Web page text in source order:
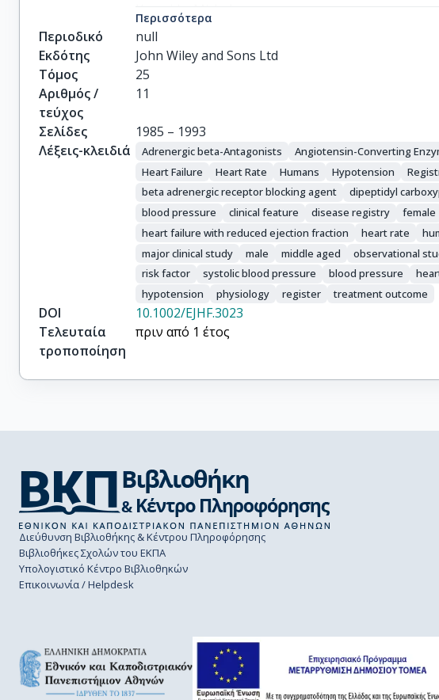
Komajda, Michel
Böhm, Michael
Περισσότερα
Περιοδικό
null
Εκδότης
John Wiley and Sons Ltd
Τόμος
25
Αριθμός /
τεύχος
11
Σελίδες
1985 – 1993
Λέξεις-κλειδιά
Adrenergic beta-Antagonists Angiotensin-Converting
Heart Failure
Heart Rate Humans Hypotension
beta adrenergic receptor blocking agent
dipeptidyl
blood pressure
clinical feature disease registry female
heart failure with reduced ejection fraction
heart rate
major clinical study
male middle aged observational
risk factor
systolic blood pressure blood pressure
hypotension
physiology register treatment outcome
DOI
10.1002/EJHF.3023
Τελευταία
τροποποίηση
πριν από 1 έτος
Διεύθυνση Βιβλιοθήκης & Κέντρου Πληροφόρησης
Βιβλιοθήκες Σχολών του ΕΚΠΑ
Υπολογιστικό Κέντρο Βιβλιοθηκών
Επικοινωνία / Helpdesk